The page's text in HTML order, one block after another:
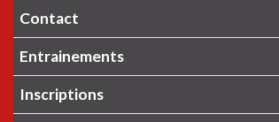
Contact
Entrainements
Inscriptions